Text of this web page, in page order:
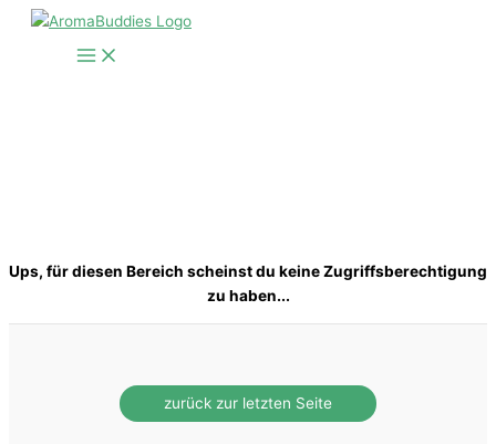
Zum
Ups, für diesen Bereich scheinst du keine Zugriffsberechtigung
zu haben...